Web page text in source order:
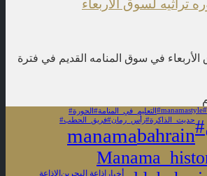
تراثيه لسوق الأربعاء
في سوق المنامه القديم في فترة
#manamastyle #التعليم_في_المنامة #الحورة
#حديث_الذاكرة #رأس_رمان #فريق_الحطب
bahrain
manama
أخبار اذاعة البحرين الإذاعة